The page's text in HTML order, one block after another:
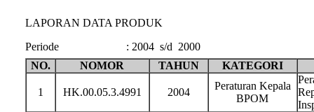
LAPORAN DATA PRODUK
Periode
: 2004 s/d 2000
NO.
NOMOR TAHUN KATEGORI
1 HK.00.05.3.4991 2004
Peraturan Kepala
BPOM